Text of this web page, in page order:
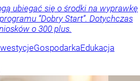
ubiegać się o środki na wyprawkę
“Dobry Start”. Dotychczas
o 300 plus.
GospodarkaEdukacja